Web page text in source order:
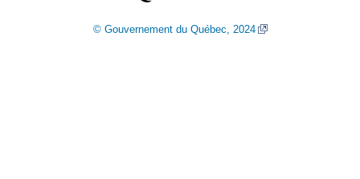
© Gouvernement du Québec, 2024